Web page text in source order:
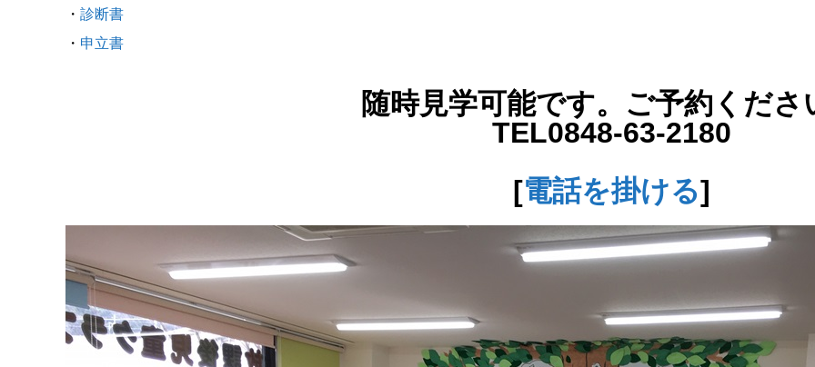
・ 診断書
・ 申立書
随時見学可能です。ご予約くださ
TEL0848-63-2180
[電話を掛ける]